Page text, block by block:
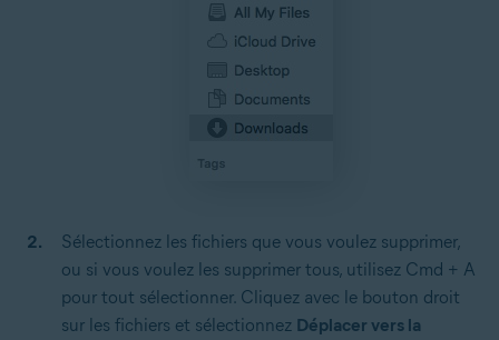
Sélectionnez les fichiers que vous voulez supprimer,
ou si vous voulez les supprimer tous, utilisez Cmd + A
pour tout sélectionner. Cliquez avec le bouton droit
sur les fichiers et sélectionnez Déplacer vers la